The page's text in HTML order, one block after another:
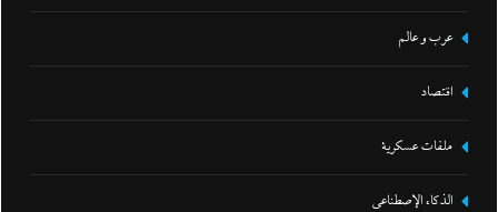
عرب و عالم
اقتصاد
ملفات عسكرية
الذكاء الإصطناعي